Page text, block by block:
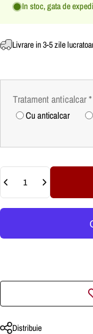
In stoc, gata de
Livrare in 3-5 zile
Tratament anticalcar*
Cu anticalcar
Distribuie